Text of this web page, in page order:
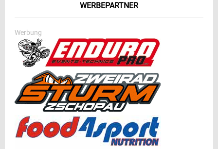
WERBEPARTNER
Werbung